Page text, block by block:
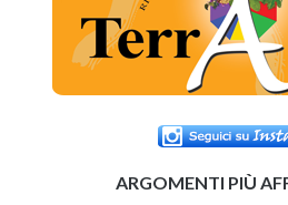
ARGOMENTI PIÙ